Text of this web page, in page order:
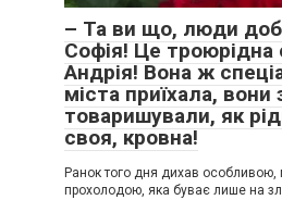
– Та ви що, люди
Софія! Це троюрідна
Андрія! Вона ж
міста приїхала, вони
товаришували, як
своя, кровна!
Ранок того дня дихав
прохолодою, яка буває лише на